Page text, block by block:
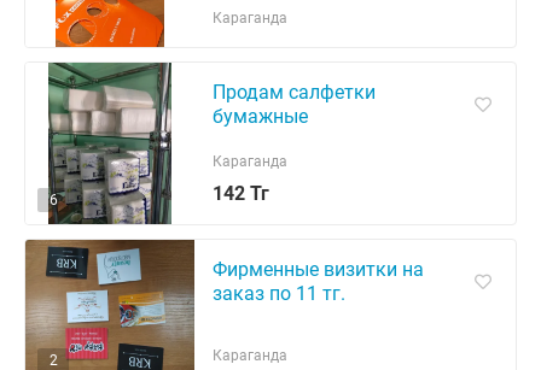
Караганда
6
Продам салфетки
бумажные
142 Тг
Караганда
2
Фирменные визитки на
заказ по 11 тг.
Караганда